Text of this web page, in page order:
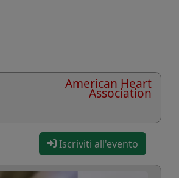
American Heart
Association
Iscriviti all'evento